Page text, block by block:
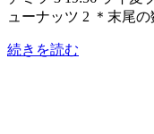
ューナッツ 2 ＊末尾
続きを読む